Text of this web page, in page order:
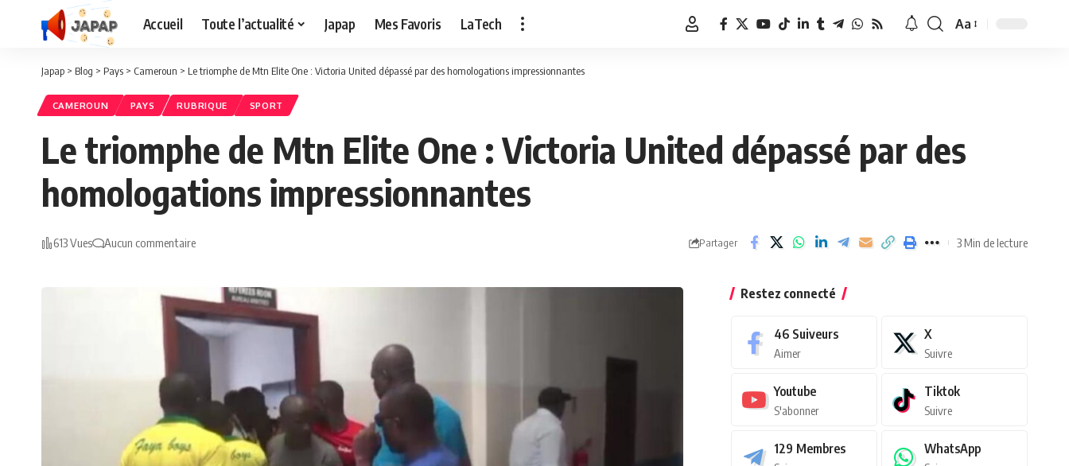
Accueil Toute l’actualité Japap Mes Favoris LaTech
Redimensionner
Aa
Japap > Blog > Pays > Cameroun > Le triomphe de Mtn Elite One : Victoria United dépassé par des homologations impressionnantes
CAMEROUN PAYS RUBRIQUE SPORT
Le triomphe de Mtn Elite One : Victoria United dépassé par des
homologations impressionnantes
613 Vues Aucun commentaire Partager 3 Min de lecture
Restez connecté
46 Suiveurs
Aimer
X
Suivre
Youtube
S'abonner
Tiktok
Suivre
129 Membres WhatsApp